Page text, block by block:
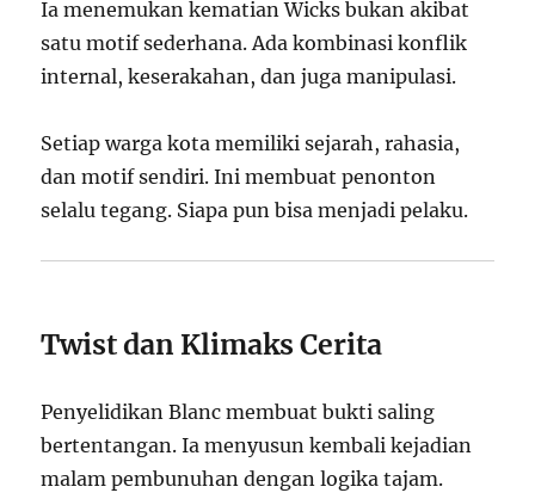
Ia menemukan kematian Wicks bukan akibat
satu motif sederhana. Ada kombinasi konflik
internal, keserakahan, dan juga manipulasi.
Setiap warga kota memiliki sejarah, rahasia,
dan motif sendiri. Ini membuat penonton
selalu tegang. Siapa pun bisa menjadi pelaku.
Twist dan Klimaks Cerita
Penyelidikan Blanc membuat bukti saling
bertentangan. Ia menyusun kembali kejadian
malam pembunuhan dengan logika tajam.